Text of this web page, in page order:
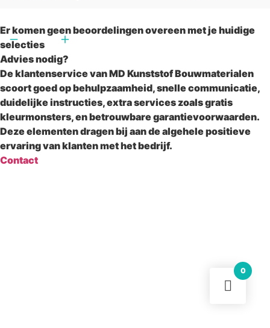
Er komen geen beoordelingen overeen met je huidige
selecties
Advies nodig?
De klantenservice van MD Kunststof Bouwmaterialen
scoort goed op behulpzaamheid, snelle communicatie,
duidelijke instructies, extra services zoals gratis
kleurmonsters, en betrouwbare garantievoorwaarden.
Deze elementen dragen bij aan de algehele positieve
ervaring van klanten met het bedrijf.
Contact
0